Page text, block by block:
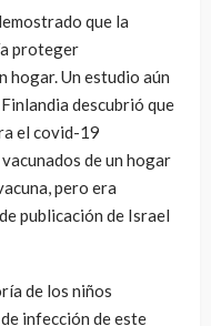
que la
proteger
hogar. Un estudio aún
descubrió que
el covid-19
de un hogar
pero era
publicación de Israel
de los niños
infección de este